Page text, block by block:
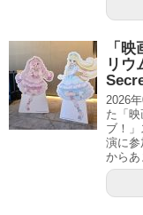
「
リウ
2026
た「
ブ！
演に参
からあ